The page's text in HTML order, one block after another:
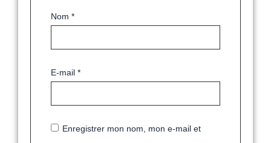
Nom*
E-mail*
Enregistrer mon nom, mon e-mail et